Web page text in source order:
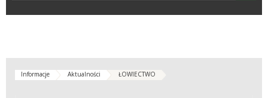
Informacje Aktualności ŁOWIECTWO